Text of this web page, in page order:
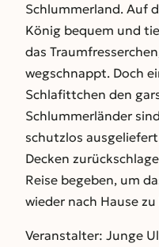
Schlummerland. Auf
König bequem und
das
wegschnappt. Doch
Schlafittchen den
Schlummerländer
schutzlos
Decken
Reise begeben, um
wieder nach Hause
Veranstalter: Junge